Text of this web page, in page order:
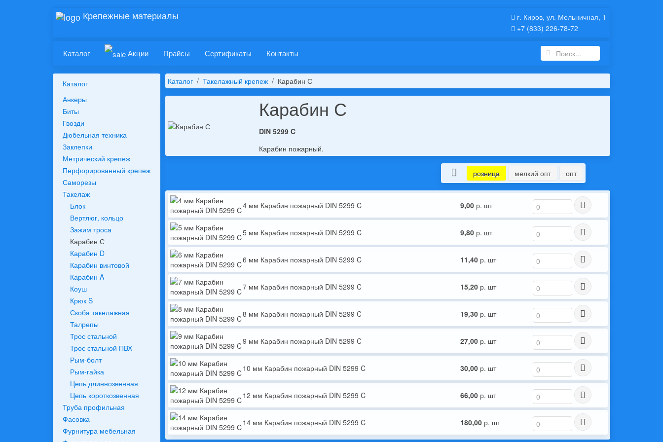
Крепежные материалы
г. Киров, ул. Мельничная, 1
+7 (833) 226-78-72
Каталог Акции Прайсы Сертификаты Контакты
Каталог
Анкеры
Биты
Гвозди
Дюбельная техника
Заклепки
Метрический крепеж
Перфорированный крепеж
Саморезы
Такелаж
Блок
Вертлюг, кольцо
Зажим троса
Карабин С
Карабин D
Карабин винтовой
Карабин A
Коуш
Крюк S
Скоба такелажная
Талрепы
Трос стальной
Трос стальной ПВХ
Рым-болт
Рым-гайка
Цепь длиннозвенная
Цепь короткозвенная
Труба профильная
Фасовка
Фурнитура мебельная
Каталог Такелажный крепеж Карабин С
Карабин С
DIN 5299 C
Карабин пожарный.
розница мелкий опт опт
4 мм Карабин пожарный DIN 5299 C 9,00 р. шт
5 мм Карабин пожарный DIN 5299 C 9,80 р. шт
6 мм Карабин пожарный DIN 5299 C 11,40 р. шт
7 мм Карабин пожарный DIN 5299 C 15,20 р. шт
8 мм Карабин пожарный DIN 5299 C 19,30 р. шт
9 мм Карабин пожарный DIN 5299 C 27,00 р. шт
10 мм Карабин пожарный DIN 5299 C 30,00 р. шт
12 мм Карабин пожарный DIN 5299 C 66,00 р. шт
14 мм Карабин пожарный DIN 5299 C 180,00 р. шт